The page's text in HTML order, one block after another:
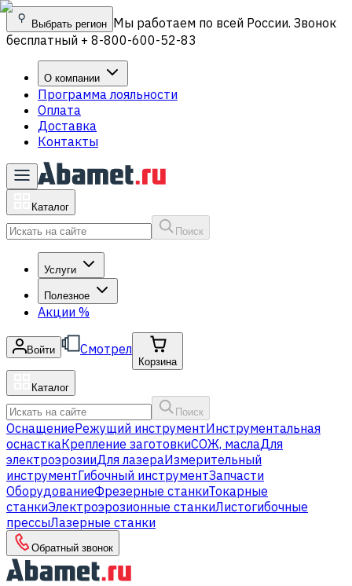
Выбрать регион Мы работаем по всей России. Звонок
бесплатный + 8-800-600-52-83
О компании
Программа лояльности
Оплата
Доставка
Контакты
Каталог
Поиск
Услуги
Полезное
Акции %
Войти Смотрел
Корзина
Каталог
Поиск
ОснащениеРежущий инструментИнструментальная
оснасткаКрепление заготовкиСОЖ, маслаДля
электроэрозииДля лазераИзмерительный
инструментГибочный инструментЗапчасти
ОборудованиеФрезерные станкиТокарные
станкиЭлектроэрозионные станкиЛистогибочные
прессыЛазерные станки
Обратный звонок